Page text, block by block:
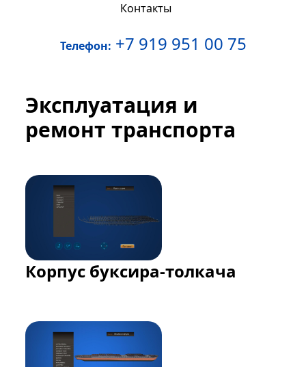
Контакты
Телефон: +7 919 951 00 75
Эксплуатация и
ремонт транспорта
Корпус буксира-толкача